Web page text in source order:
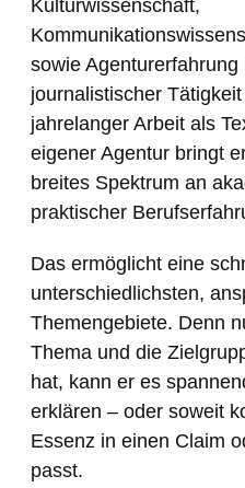
Kulturwissenschaft,
sowie Agenturerfahrung
journalistischer
jahrelanger Arbeit als
eigener Agentur bringt
breites Spektrum an
praktischer
Das ermöglicht eine
unterschiedlichsten,
Themengebiete. Denn
Thema und die
hat, kann er es
erklären – oder soweit
Essenz in einen Claim
passt.